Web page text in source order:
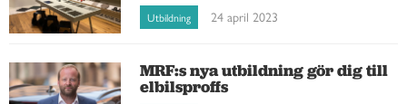
Utbildning 24 april 2023
MRF:s nya utbildning gör dig till
elbilsproffs